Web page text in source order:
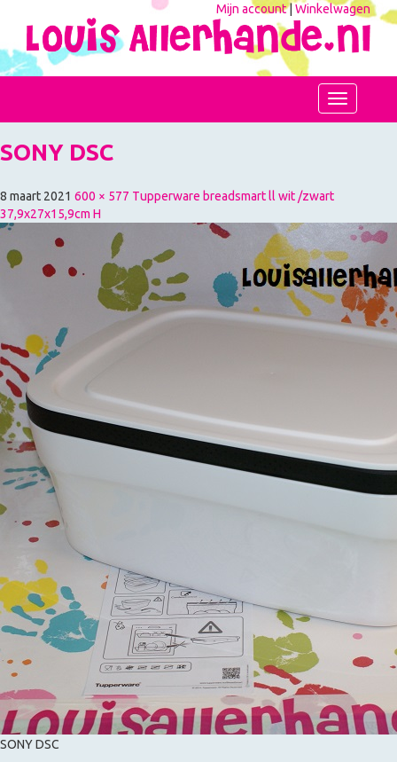
Mijn account|Winkelwagen
Toggle
navigation
SONY DSC
8 maart 2021 600 × 577 Tupperware breadsmart ll wit /zwart
37,9x27x15,9cm H
SONY DSC